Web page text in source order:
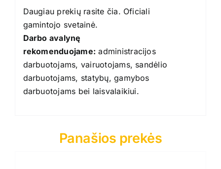
Daugiau prekių rasite čia. Oficiali
gamintojo svetainė.
Darbo avalynę
rekomenduojame: administracijos
darbuotojams, vairuotojams, sandėlio
darbuotojams, statybų, gamybos
darbuotojams bei laisvalaikiui.
Panašios prekės